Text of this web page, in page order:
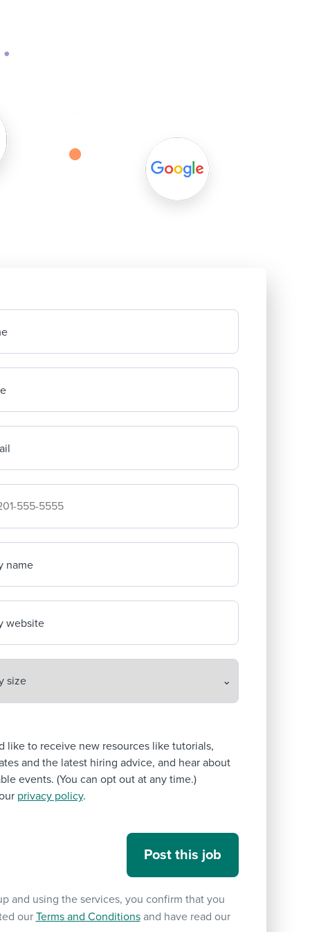
phone number
name
website
like to receive new resources like tutorials,
and the latest hiring advice, and hear about
events. (You can opt out at any time.)
privacy policy.
and using the services, you confirm that you
our Terms and Conditionsand have read our